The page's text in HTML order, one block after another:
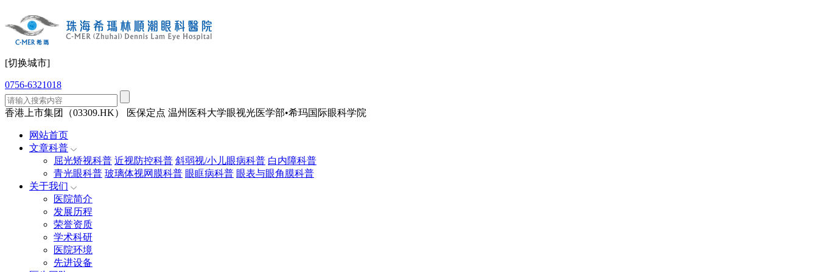
[切换城市]
0756-6321018
香港上市集团（03309.HK） 医保定点 温州医科大学眼视光医学部•希玛国际眼科学院
网站首页
文章科普
屈光矫视科普 近视防控科普 斜弱视/小儿眼病科普 白内障科普
青光眼科普 玻璃体视网膜科普 眼眶病科普 眼表与眼角膜科普
关于我们
医院简介
发展历程
荣誉资质
学术科研
医院环境
先进设备